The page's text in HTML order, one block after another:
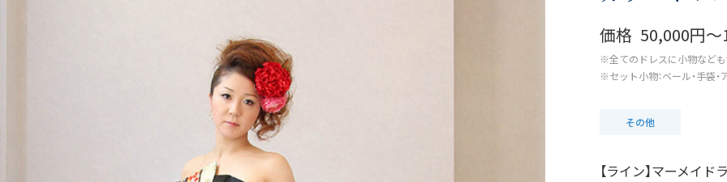
価格 50,000円
※全てのドレスに小物など
※セット小物：ベール・手袋・
その他
【ライン】マーメイド